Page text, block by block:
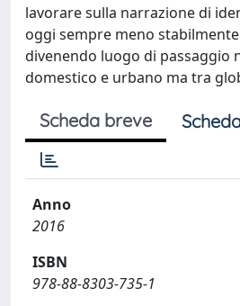
lavorare sulla narrazione di
oggi sempre meno
divenendo luogo di passaggio
domestico e urbano ma tra
Scheda breve
Anno
2016
ISBN
978-88-8303-735-1